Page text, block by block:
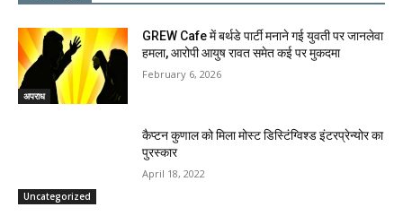
अपराध
GREW Cafe में बर्थडे पार्टी मनाने गई युवती पर जानलेवा
हमला, आरोपी आयुष रावत समेत कई पर मुकदमा
February 6, 2026
Uncategorized
कैप्टन कुणाल को मिला मोस्ट डिस्टिंग्विश्ड इंटरप्रेन्योर का
पुरस्कार
April 18, 2022